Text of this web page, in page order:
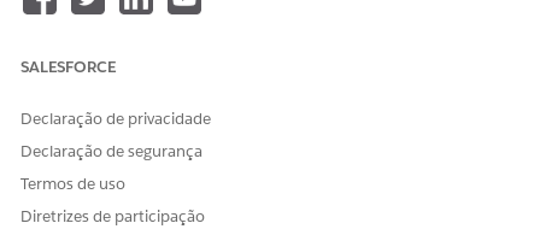
Aproveite dados históricos, artigos do Knowledge, erros
identificação das causas-raiz.
Crie e gerencie problemas diretamente no aplicativo
Agentforce IT Service Desk para garantir uma experiência
SALESFORCE
Declaração de privacidade
Declaração de segurança
Termos de uso
Diretrizes de participação